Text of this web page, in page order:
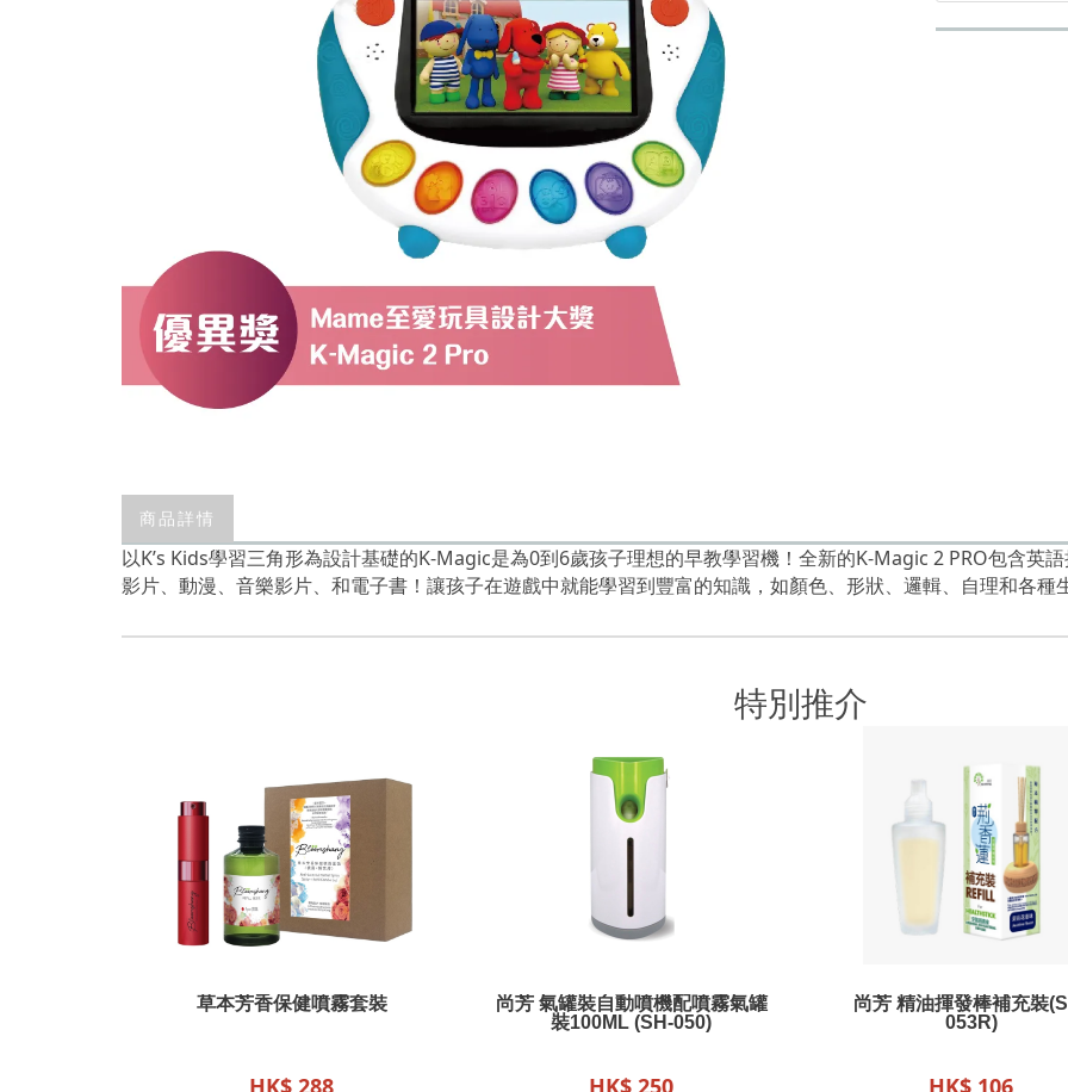
商品詳情
以K’s Kids學習三角形為設計基礎的K-Magic是為0到6歲孩子理想的早教學習機！全新的K-Magic 2 PRO包含英
影片、動漫、音樂影片、和電子書！讓孩子在遊戲中就能學習到豐富的知識，如顏色、形狀、邏輯、自理和各種
特別推介
草本芳香保健噴霧套裝
尚芳 氣罐裝自動噴機配噴霧氣罐
裝100ML (SH-050)
尚芳 精油揮發棒補充裝
053R)